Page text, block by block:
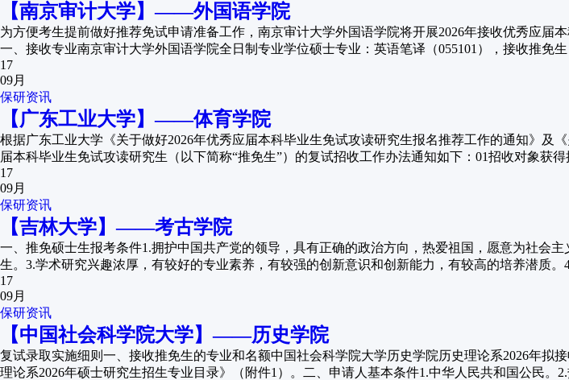
【南京审计大学】——外国语学院
为方便考生提前做好推荐免试申请准备工作，南京审计大学外国语学院将开展2026年接收优秀应届
一、接收专业南京审计大学外国语学院全日制专业学位硕士专业：英语笔译（055101），接收推免
17
09月
保研资讯
【广东工业大学】——体育学院
根据广东工业大学《关于做好2026年优秀应届本科毕业生免试攻读研究生报名推荐工作的通知》及
届本科毕业生免试攻读研究生（以下简称“推免生”）的复试招收工作办法通知如下：01招收对象获
17
09月
保研资讯
【吉林大学】——考古学院
一、推免硕士生报考条件1.拥护中国共产党的领导，具有正确的政治方向，热爱祖国，愿意为社会
生。3.学术研究兴趣浓厚，有较好的专业素养，有较强的创新意识和创新能力，有较高的培养潜质
17
09月
保研资讯
【中国社会科学院大学】——历史学院
复试录取实施细则一、接收推免生的专业和名额中国社会科学院大学历史学院历史理论系2026年
理论系2026年硕士研究生招生专业目录》（附件1）。二、申请人基本条件1.中华人民共和国公民。